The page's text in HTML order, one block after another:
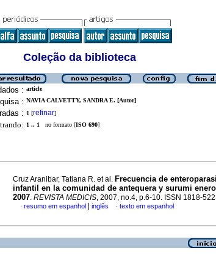
Coleção da biblioteca
: article
: NAVIA CALVETTY, SANDRA E. [Autor]
: 1 [refinar]
1 .. 1 no formato [ISO 690]
Cruz Aranibar, Tatiana R. et al. Frecuencia de
infantil en la comunidad de antequera y surumi
2007. REVISTA MEDICIS, 2007, no.4, p.6-10. ISSN 1818-
· resumo em espanhol inglês · texto em espanhol